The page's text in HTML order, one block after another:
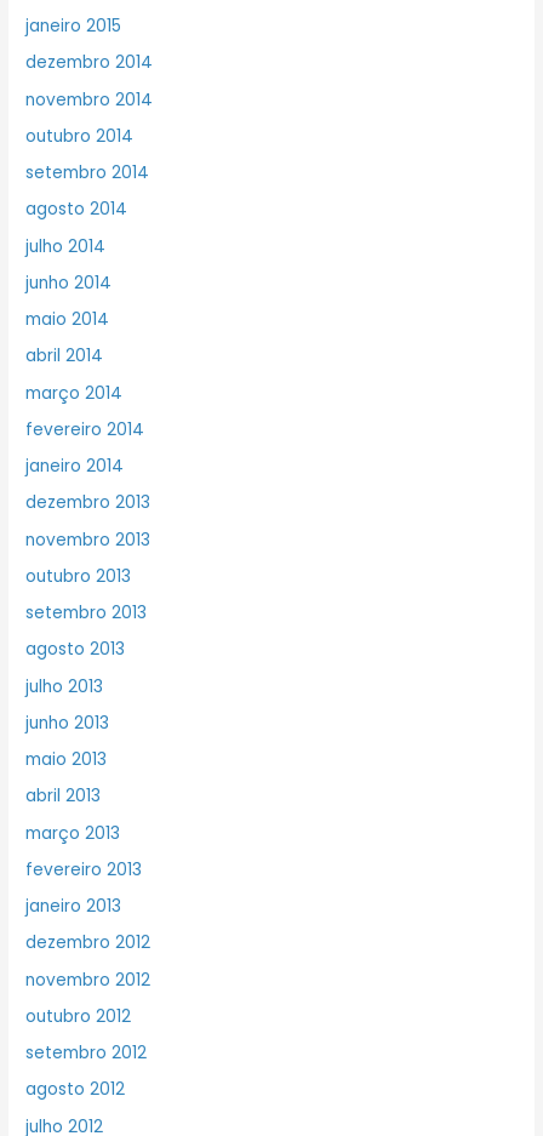
janeiro 2015
dezembro 2014
novembro 2014
outubro 2014
setembro 2014
agosto 2014
julho 2014
junho 2014
maio 2014
abril 2014
março 2014
fevereiro 2014
janeiro 2014
dezembro 2013
novembro 2013
outubro 2013
setembro 2013
agosto 2013
julho 2013
junho 2013
maio 2013
abril 2013
março 2013
fevereiro 2013
janeiro 2013
dezembro 2012
novembro 2012
outubro 2012
setembro 2012
agosto 2012
julho 2012